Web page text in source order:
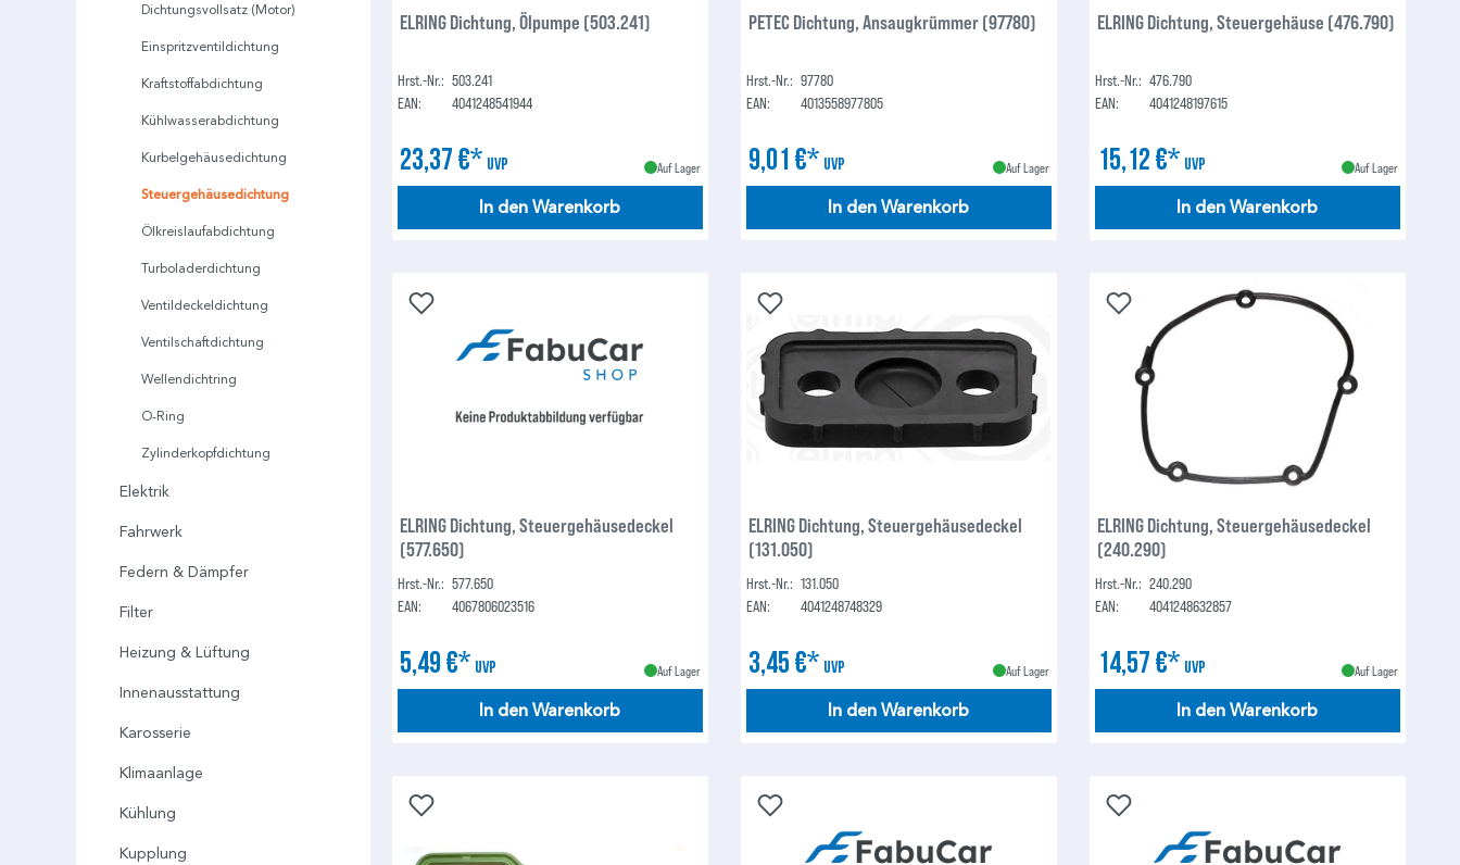
Dichtungsvollsatz (Motor)
Einspritzventildichtung
Kraftstoffabdichtung
Kühlwasserabdichtung
Kurbelgehäusedichtung
Steuergehäusedichtung
Ölkreislaufabdichtung
Turboladerdichtung
Ventildeckeldichtung
Ventilschaftdichtung
Wellendichtring
O-Ring
Zylinderkopfdichtung
Elektrik
Fahrwerk
Federn & Dämpfer
Filter
Heizung & Lüftung
Innenausstattung
Karosserie
Klimaanlage
Kühlung
Kupplung
ELRING Dichtung, Ölpumpe (503.241)
Hrst.-Nr.: 503.241
EAN:
4041248541944
23,37 €* UVP Auf Lager
In den Warenkorb
PETEC Dichtung, Ansaugkrümmer (97780)
Hrst.-Nr.: 97780
EAN:
4013558977805
9,01 €* UVP Auf Lager
In den Warenkorb
ELRING Dichtung, Steuergehäuse (476.790)
Hrst.-Nr.: 476.790
EAN:
4041248197615
15,12 €* UVP Auf Lager
In den Warenkorb
ELRING Dichtung, Steuergehäusedeckel
(577.650)
Hrst.-Nr.: 577.650
EAN:
4067806023516
5,49 €* UVP Auf Lager
In den Warenkorb
ELRING Dichtung, Steuergehäusedeckel
(131.050)
Hrst.-Nr.: 131.050
EAN:
4041248748329
3,45 €* UVP Auf Lager
In den Warenkorb
ELRING Dichtung, Steuergehäusedeckel
(240.290)
Hrst.-Nr.: 240.290
EAN:
4041248632857
14,57 €* UVP Auf Lager
In den Warenkorb